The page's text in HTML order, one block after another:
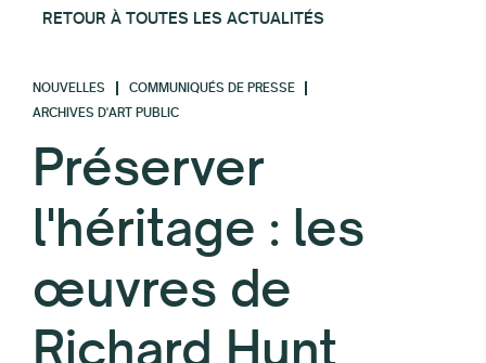
RETOUR À TOUTES LES ACTUALITÉS
NOUVELLES
COMMUNIQUÉS DE PRESSE
ARCHIVES D'ART PUBLIC
Préserver
l'héritage : les
œuvres de
Richard Hunt